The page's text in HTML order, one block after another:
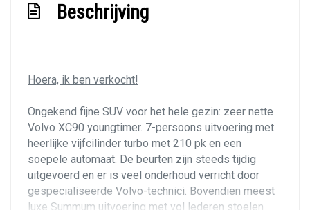
Stuur leder
Voorstoel(en) elektrisch verstelbaar
Voorstoelen in hoogte verstelbaar
Voorstoelen verwarmd
Exterieur
Beschrijving
Hoera, ik ben verkocht!
Ongekend fijne SUV voor het hele gezin: zeer nette
Volvo XC90 youngtimer. 7-persoons uitvoering met
heerlijke vijfcilinder turbo met 210 pk en een
soepele automaat. De beurten zijn steeds tijdig
uitgevoerd en er is veel onderhoud verricht door
gespecialiseerde Volvo-technici. Bovendien meest
luxe Summum uitvoering met vol lederen stoelen